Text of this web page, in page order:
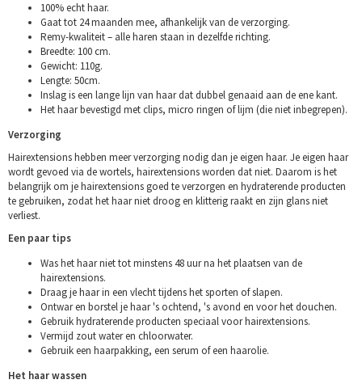
100% echt haar.
Gaat tot 24 maanden mee, afhankelijk van de verzorging.
Remy-kwaliteit – alle haren staan in dezelfde richting.
Breedte: 100 cm.
Gewicht: 110g.
Lengte: 50cm.
Inslag is een lange lijn van haar dat dubbel genaaid aan de ene kant.
Het haar bevestigd met clips, micro ringen of lijm (die niet inbegrepen).
Verzorging
Hairextensions hebben meer verzorging nodig dan je eigen haar. Je eigen haar
wordt gevoed via de wortels, hairextensions worden dat niet. Daarom is het
belangrijk om je hairextensions goed te verzorgen en hydraterende producten
te gebruiken, zodat het haar niet droog en klitterig raakt en zijn glans niet
verliest.
Een paar tips
Was het haar niet tot minstens 48 uur na het plaatsen van de
hairextensions.
Draag je haar in een vlecht tijdens het sporten of slapen.
Ontwar en borstel je haar 's ochtend, 's avond en voor het douchen.
Gebruik hydraterende producten speciaal voor hairextensions.
Vermijd zout water en chloorwater.
Gebruik een haarpakking, een serum of een haarolie.
Het haar wassen